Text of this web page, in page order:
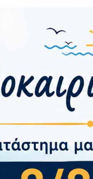
/ Lian Li ARGB Device
Lian Li
Case
Cable kits
Κωδικός
€